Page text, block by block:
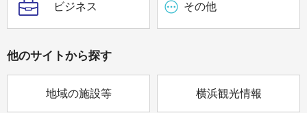
ビジネス その他
他のサイトから探す
地域の施設等 横浜観光情報